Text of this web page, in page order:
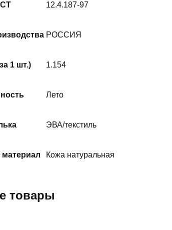
12.4.187-97
РОССИЯ
1 шт.) 1.154
Лето
ЭВА/текстиль
Кожа натуральная
товары